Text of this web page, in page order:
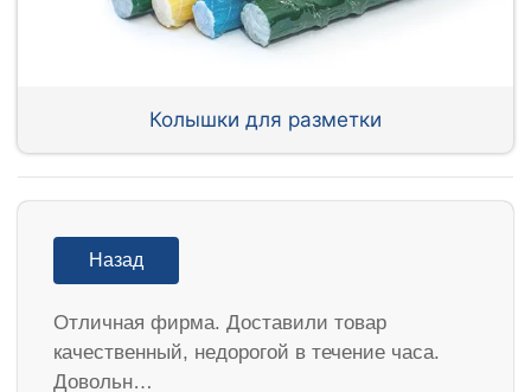
Колышки для разметки
Назад
Отличная фирма. Доставили товар
качественный, недорогой в течение часа.
Довольн…